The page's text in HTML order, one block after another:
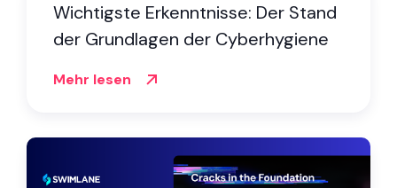
Wichtigste Erkenntnisse: Der Stand
der Grundlagen der Cyberhygiene
Mehr lesen